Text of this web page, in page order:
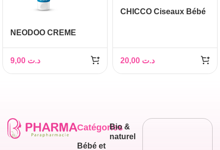
NEODOO CREME
د.ت
CHICCO Ciseaux Bébé
د.ت
Catégories
Bébé et
Bio &
naturel